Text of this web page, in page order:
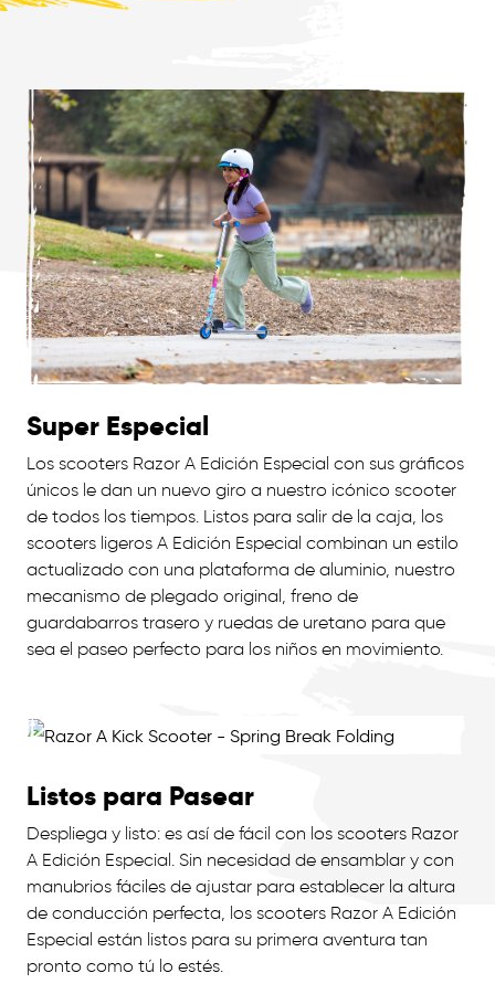
Super Especial
Los scooters Razor A Edición Especial con sus gráficos
únicos le dan un nuevo giro a nuestro icónico scooter
de todos los tiempos. Listos para salir de la caja, los
scooters ligeros A Edición Especial combinan un estilo
actualizado con una plataforma de aluminio, nuestro
mecanismo de plegado original, freno de
guardabarros trasero y ruedas de uretano para que
sea el paseo perfecto para los niños en movimiento.
Listos para Pasear
Despliega y listo: es así de fácil con los scooters Razor
A Edición Especial. Sin necesidad de ensamblar y con
manubrios fáciles de ajustar para establecer la altura
de conducción perfecta, los scooters Razor A Edición
Especial están listos para su primera aventura tan
pronto como tú lo estés.